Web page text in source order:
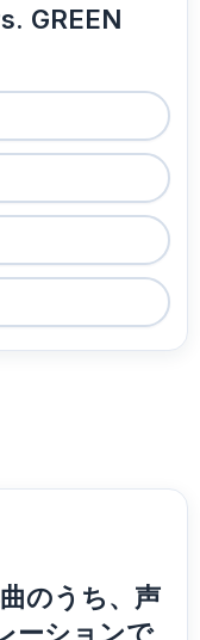
GREEN
のうち、声
ーションで